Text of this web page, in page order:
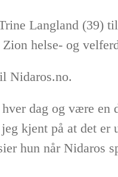
Langland (39)
helse- og
Nidaros.no.
dag og være en
kjent på at det er
hun når Nidaros